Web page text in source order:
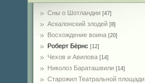
Сны о Шотландии [47]
Аскалонский злодей [8]
Восхождение воина [20]
Роберт Бёрнс [12]
Чехов и Авилова [14]
Николоз Бараташвили [14]
Cтарожил Театральной площади